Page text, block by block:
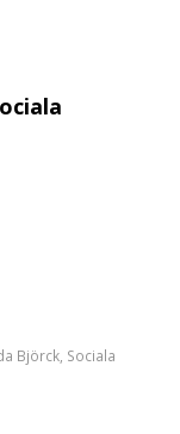
Björck, Sociala